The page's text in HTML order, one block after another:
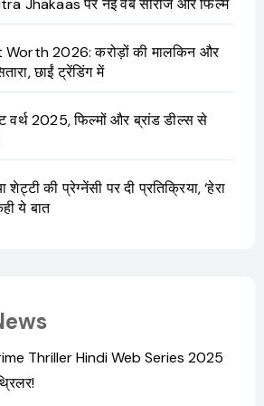
Jhakaas पर नई वेब सीरीज और फिल्में
2026: करोड़ों की मालकिन और
छाईं ट्रेंडिंग में
वर्थ 2025, फिल्मों और ब्रांड डील्स से
की प्रेग्नेंसी पर दी प्रतिक्रिया, ‘हेरा
ये बात